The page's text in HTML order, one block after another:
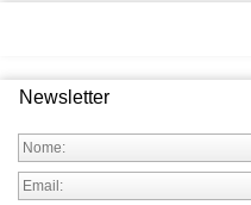
Newsletter